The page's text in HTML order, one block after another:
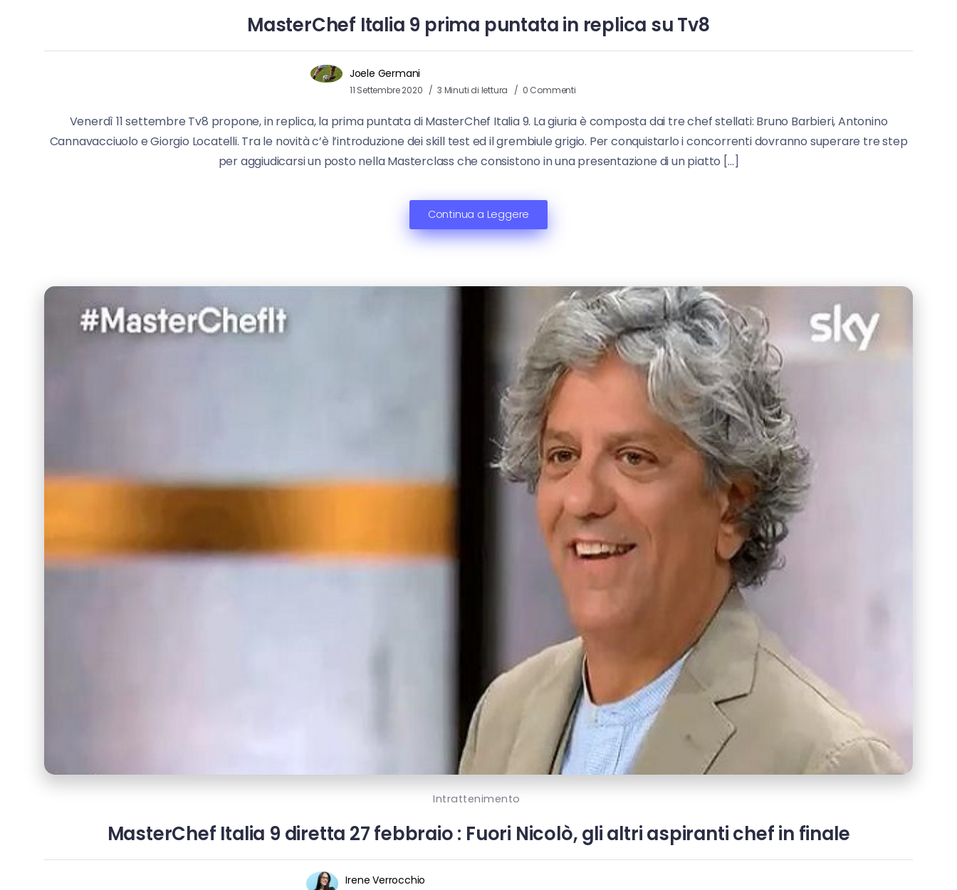
MasterChef Italia 9 prima puntata in replica su Tv8
Joele Germani
11 Settembre 2020 3 Minuti di lettura 0 Commenti
Venerdì 11 settembre Tv8 propone, in replica, la prima puntata di MasterChef Italia 9. La giuria è composta dai tre chef stellati: Bruno Barbieri, Antonino
Cannavacciuolo e Giorgio Locatelli. Tra le novità c’è l’introduzione dei skill test ed il grembiule grigio. Per conquistarlo i concorrenti dovranno superare tre step
per aggiudicarsi un posto nella Masterclass che consistono in una presentazione di un piatto […]
Continua a Leggere
Intrattenimento
MasterChef Italia 9 diretta 27 febbraio : Fuori Nicolò, gli altri aspiranti chef in finale
Irene Verrocchio